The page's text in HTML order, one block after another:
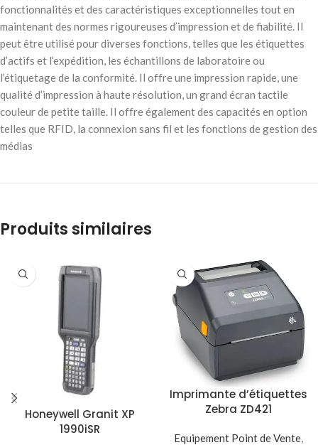
fonctionnalités et des caractéristiques exceptionnelles tout en
maintenant des normes rigoureuses d’impression et de fiabilité. Il
peut être utilisé pour diverses fonctions, telles que les étiquettes
d’actifs et l’expédition, les échantillons de laboratoire ou
l’étiquetage de la conformité. Il offre une impression rapide, une
qualité d’impression à haute résolution, un grand écran tactile
couleur de petite taille. Il offre également des capacités en option
telles que RFID, la connexion sans fil et les fonctions de gestion des
médias
Produits similaires
Honeywell Granit XP
1990iSR
Imprimante d’étiquettes
Zebra ZD421
Equipement Point de Vente,